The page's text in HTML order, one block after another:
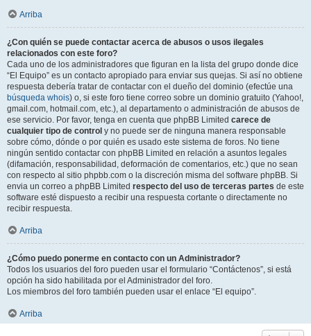
Arriba
¿Con quién se puede contactar acerca de abusos o usos ilegales
relacionados con este foro?
Cada uno de los administradores que figuran en la lista del grupo donde dice
“El Equipo” es un contacto apropiado para enviar sus quejas. Si así no obtiene
respuesta debería tratar de contactar con el dueño del dominio (efectúe una
búsqueda whois) o, si este foro tiene correo sobre un dominio gratuito (Yahoo!,
gmail.com, hotmail.com, etc.), al departamento o administración de abusos de
ese servicio. Por favor, tenga en cuenta que phpBB Limited carece de
cualquier tipo de control y no puede ser de ninguna manera responsable
sobre cómo, dónde o por quién es usado este sistema de foros. No tiene
ningún sentido contactar con phpBB Limited en relación a asuntos legales
(difamación, responsabilidad, deformación de comentarios, etc.) que no sean
con respecto al sitio phpbb.com o la discreción misma del software phpBB. Si
envia un correo a phpBB Limited respecto del uso de terceras partes de este
software esté dispuesto a recibir una respuesta cortante o directamente no
recibir respuesta.
Arriba
¿Cómo puedo ponerme en contacto con un Administrador?
Todos los usuarios del foro pueden usar el formulario “Contáctenos”, si está
opción ha sido habilitada por el Administrador del foro.
Los miembros del foro también pueden usar el enlace “El equipo”.
Arriba